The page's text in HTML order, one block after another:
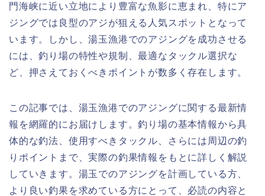
門海峡に近い立地により豊富な魚影に恵まれ、特にア
ジングでは良型のアジが狙える人気スポットとなって
います。しかし、湯玉漁港でのアジングを成功させる
には、釣り場の特性や規制、最適なタックル選択な
ど、押さえておくべきポイントが数多く存在します。
この記事では、湯玉漁港でのアジングに関する最新情
報を網羅的にお届けします。釣り場の基本情報から具
体的な釣法、使用すべきタックル、さらには周辺の釣
りポイントまで、実際の釣果情報をもとに詳しく解説
していきます。湯玉でのアジングを計画している方、
より良い釣果を求めている方にとって、必読の内容と